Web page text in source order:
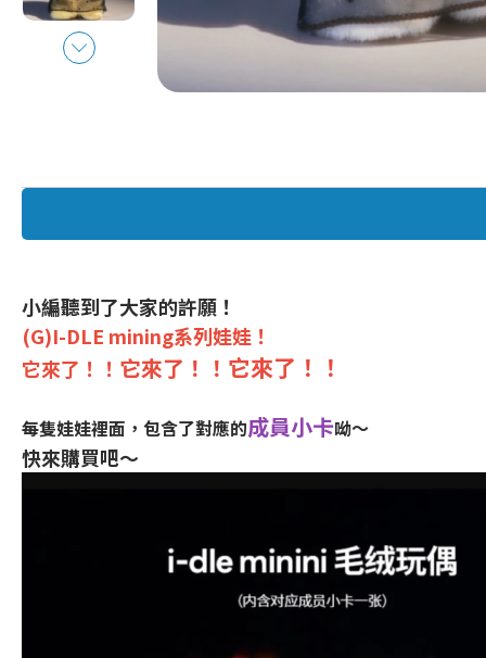
小編聽到了大家的許願！
(G)I-DLE mining系列娃娃！
它來了！！ 它來了！！ 它來了！！
每隻娃娃裡面，包含了對應的成員小卡呦～
快來購買吧～